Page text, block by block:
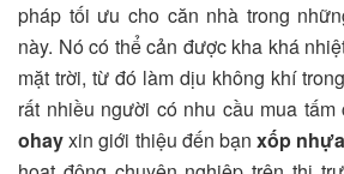
pháp tối ưu cho căn nhà trong
này. Nó có thể cản được kha khá
mặt trời, từ đó làm dịu không khí
rất nhiều người có nhu cầu mua tấm
ohayxin giới thiệu đến bạn xốp